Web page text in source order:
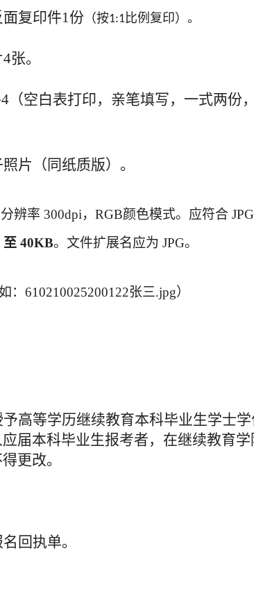
复印件1份 （按1:1比例复印）。
。
4（空白表打印，亲笔填写，一式两份
片（同纸质版）。
辨率 300dpi，RGB颜色模式。应符合
40KB。文件扩展名应为 JPG。
：610210025200122张三.jpg）
高等学历继续教育本科毕业生学士
届本科毕业生报考者，在继续教育
更改。
回执单。